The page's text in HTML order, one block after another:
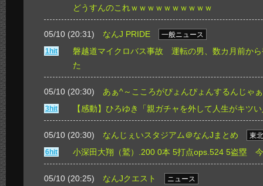
どうすんのこれｗｗｗｗｗｗｗｗｗｗ
05/10 (20:31) なんJ PRIDE
一般ニュース
1hit
磐越道マイクロバス事故 運転の男、数カ月前か
た
05/10 (20:30) あぁ^～こころがぴょんぴょんするんじゃ
3hit 【感動】ひろゆき「親ガチャを外して人生がキツ
05/10 (20:30) なんじぇいスタジアム＠なんJまとめ
東
6hit
小深田大翔（鷲）.200 0本 5打点ops.524 5盗塁
05/10 (20:25) なんJクエスト
ニュース